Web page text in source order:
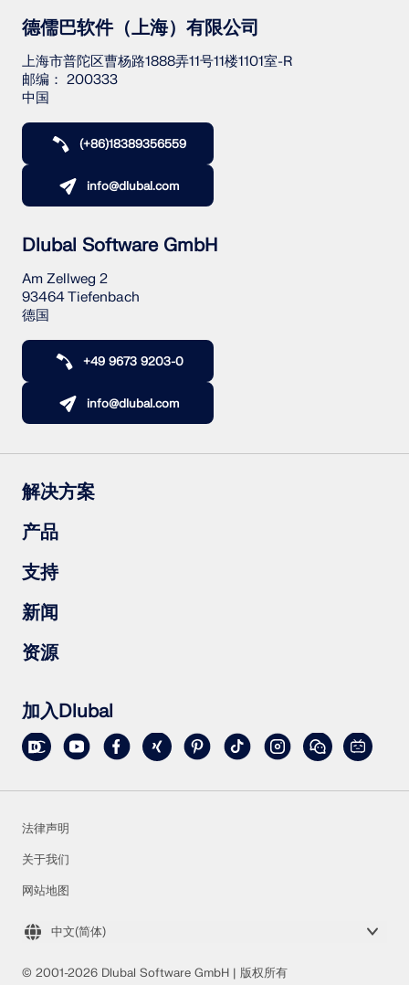
德儒巴软件（上海）有限公司
上海市普陀区曹杨路1888弄11号11楼1101室-R
邮编： 200333
中国
(+86)18389356559
info@dlubal.com
Dlubal Software GmbH
Am Zellweg 2
93464 Tiefenbach
德国
+49 9673 9203-0
info@dlubal.com
解决方案
钢筋混凝土结构
钢结构
木结构
钢结构节点
产品
RFEM 6
RSTAB 9
RSECTION 1
RWIND 3
支持
常见问题（FAQs）
提出具体问题
雪荷载、风速和地震荷载图
联系销售团队
新闻
订阅新闻简报
最新资讯
在线培训
资源
上传客户项目
客户项目
在线手册
加入Dlubal
© 2001-2026 Dlubal Software GmbH | 版权所有
法律声明
关于我们
网站地图
中文(简体)